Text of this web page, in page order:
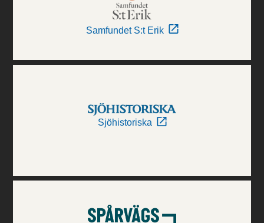
Samfundet S:t Erik
Sjöhistoriska